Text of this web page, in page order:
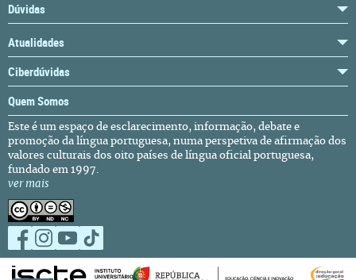
Dúvidas
Atualidades
Ciberdúvidas
Quem Somos
Este é um espaço de esclarecimento, informação, debate e
promoção da língua portuguesa, numa perspetiva de afirmação dos
valores culturais dos oito países de língua oficial portuguesa,
fundado em 1997.
ver mais